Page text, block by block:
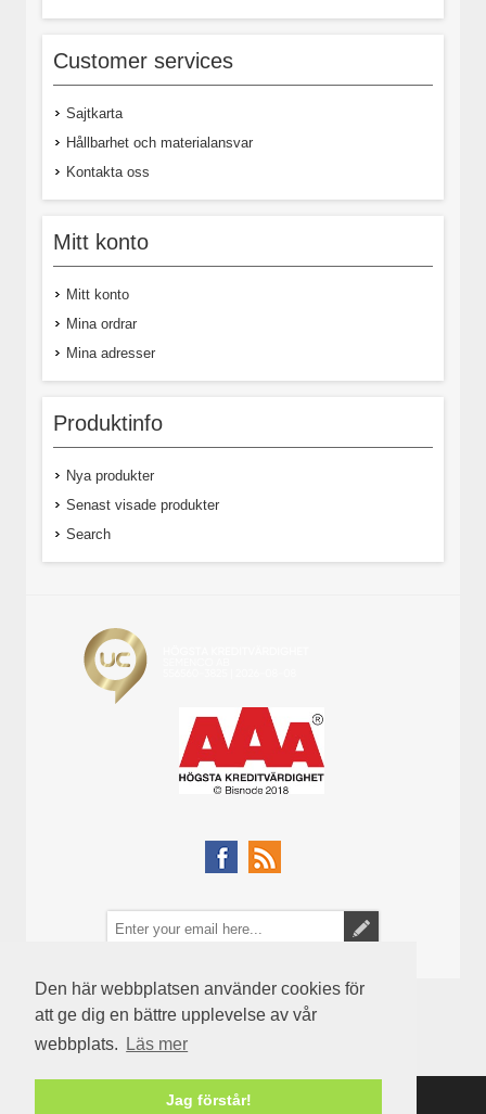
Den här webbplatsen använder cookies för
att ge dig en bättre upplevelse av vår
webbplats.
Läs mer
Jag förstår!
Customer services
Sajtkarta
Hållbarhet och materialansvar
Kontakta oss
Mitt konto
Mitt konto
Mina ordrar
Mina adresser
Produktinfo
Nya produkter
Senast visade produkter
Search
Powered bynopCommerce